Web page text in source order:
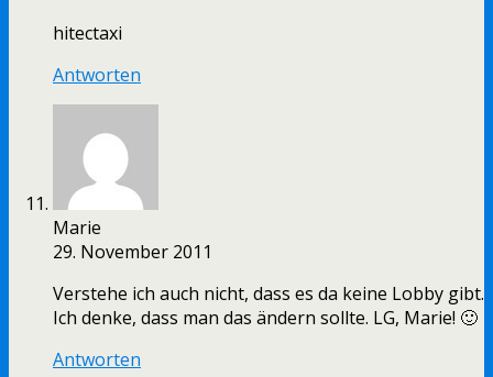
hitectaxi
Antworten
Marie
29. November 2011
Verstehe ich auch nicht, dass es da keine Lobby gibt.
Ich denke, dass man das ändern sollte. LG, Marie! 🙂
Antworten